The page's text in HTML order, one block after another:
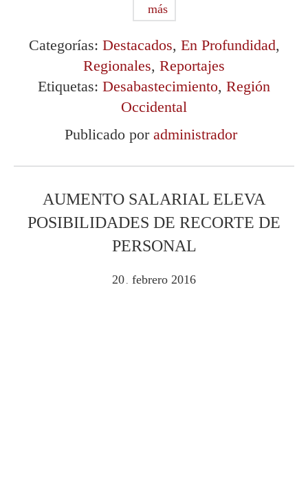
más
Categorías: Destacados, En Profundidad,
Regionales, Reportajes
Etiquetas: Desabastecimiento, Región
Occidental
Publicado por administrador
AUMENTO SALARIAL ELEVA
POSIBILIDADES DE RECORTE DE
PERSONAL
20 . febrero 2016